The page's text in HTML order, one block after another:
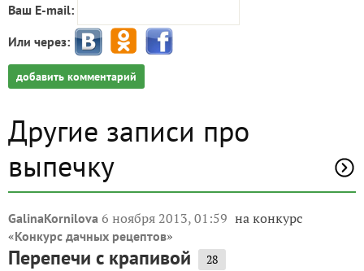
Ваш E-mail:
Или через:
добавить комментарий
Другие записи про
выпечку
GalinaKornilova 6 ноября 2013, 01:59 на конкурс
«Конкурс дачных рецептов»
Перепечи с крапивой 28